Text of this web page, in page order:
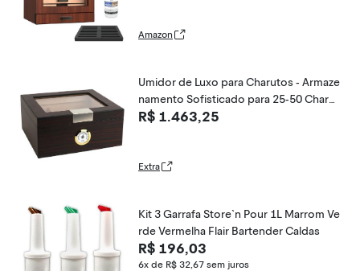
Amazon
Umidor de Luxo para Charutos - Armaze
namento Sofisticado para 25-50 Charut
os, com Medidor de Umidade e Umidifi
R$ 1.463,25
Extra
Kit 3 Garrafa Store`n Pour 1L Marrom Ve
rde Vermelha Flair Bartender Caldas
R$ 196,03
6x de R$ 32,67 sem juros